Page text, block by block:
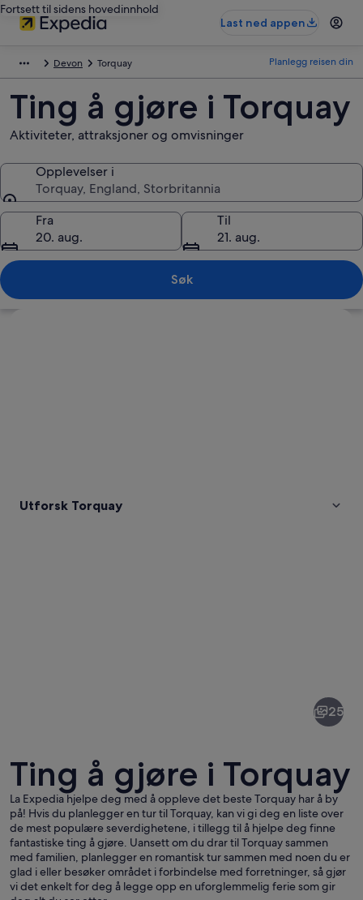
Fortsett til sidens hovedinnhold
Last ned appen
Devon Torquay Planlegg reisen din
Ting å gjøre i Torquay
Aktiviteter, attraksjoner og omvisninger
Opplevelser i
Torquay, England, Storbritannia
Opplevelser i
Fra
20. aug.
Til
21. aug.
Søk
Utforsk Torquay
Torquay
25
Ting å gjøre i Torquay
La Expedia hjelpe deg med å oppleve det beste Torquay har å by
på! Hvis du planlegger en tur til Torquay, kan vi gi deg en liste over
de mest populære severdighetene, i tillegg til å hjelpe deg finne
fantastiske ting å gjøre. Uansett om du drar til Torquay sammen
med familien, planlegger en romantisk tur sammen med noen du er
glad i eller besøker området i forbindelse med forretninger, så gjør
vi det enkelt for deg å legge opp en uforglemmelig ferie som gir